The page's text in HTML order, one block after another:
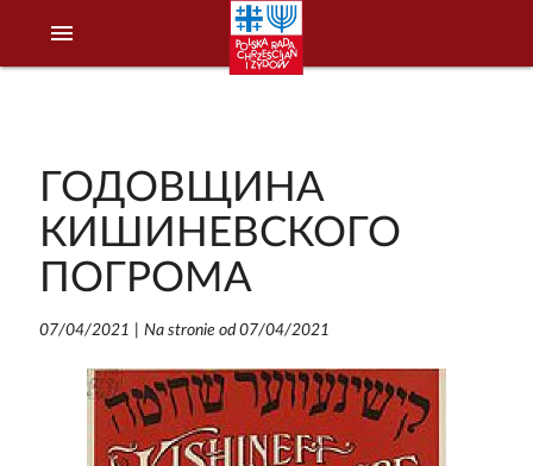
menu
ГОДОВЩИНА
КИШИНЕВСКОГО
ПОГРОМА
07/04/2021 Na stronie od 07/04/2021